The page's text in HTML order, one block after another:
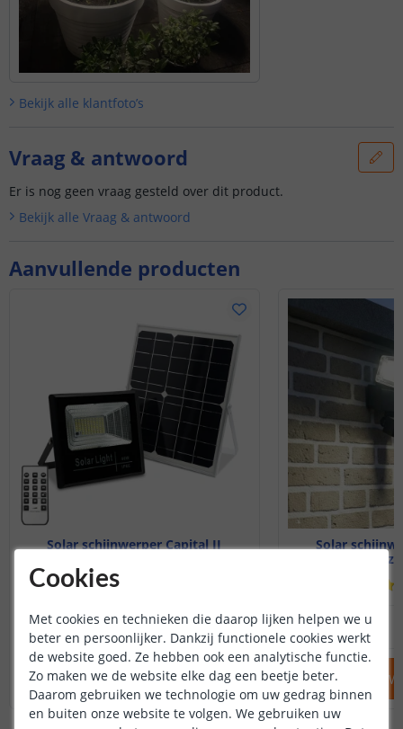
Aanvullende producten
Solar schijnwerper Capital II
OP VOORRAAD 79,95
IN WINKELWAGEN
Solar
Met los
OP VOORRAAD
IN
Bekijk alle klantfoto’s
Vraag & antwoord
Er is nog geen vraag gesteld over dit product.
Bekijk alle Vraag & antwoord
Cookies
Met cookies en technieken die daarop lijken helpen we u
beter en persoonlijker. Dankzij functionele cookies werkt
de website goed. Ze hebben ook een analytische functie.
Zo maken we de website elke dag een beetje beter.
Daarom gebruiken we technologie om uw gedrag binnen
en buiten onze website te volgen. We gebruiken uw